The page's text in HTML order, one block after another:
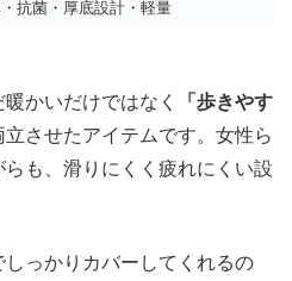
抗菌・厚底設計・軽量
かいだけではなく
「歩きやす
立させたアイテムです。女性ら
も、滑りにくく疲れにくい設
っかりカバーしてくれるの